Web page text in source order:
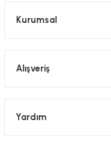
Kurumsal
Alışveriş
Yardım